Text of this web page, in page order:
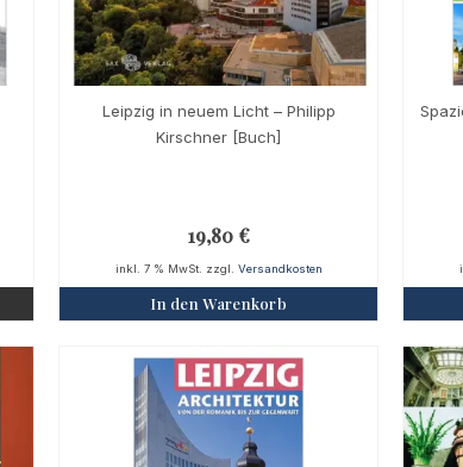
Leipzig in neuem Licht – Philipp
Kirschner [Buch]
19,80 €
inkl. 7 % MwSt. zzgl. Versandkosten
In den Warenkorb